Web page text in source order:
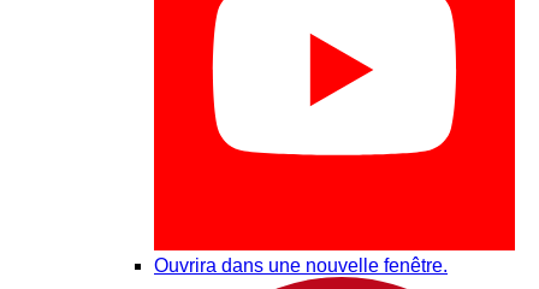
Ouvrira dans une nouvelle fenêtre.